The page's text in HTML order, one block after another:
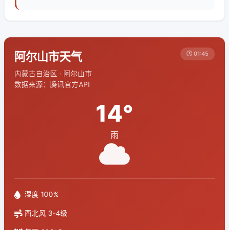
阿尔山市天气
内蒙古自治区 · 阿尔山市
数据来源：腾讯官方API
01:45
14°
雨
湿度 100%
西北风 3-4级